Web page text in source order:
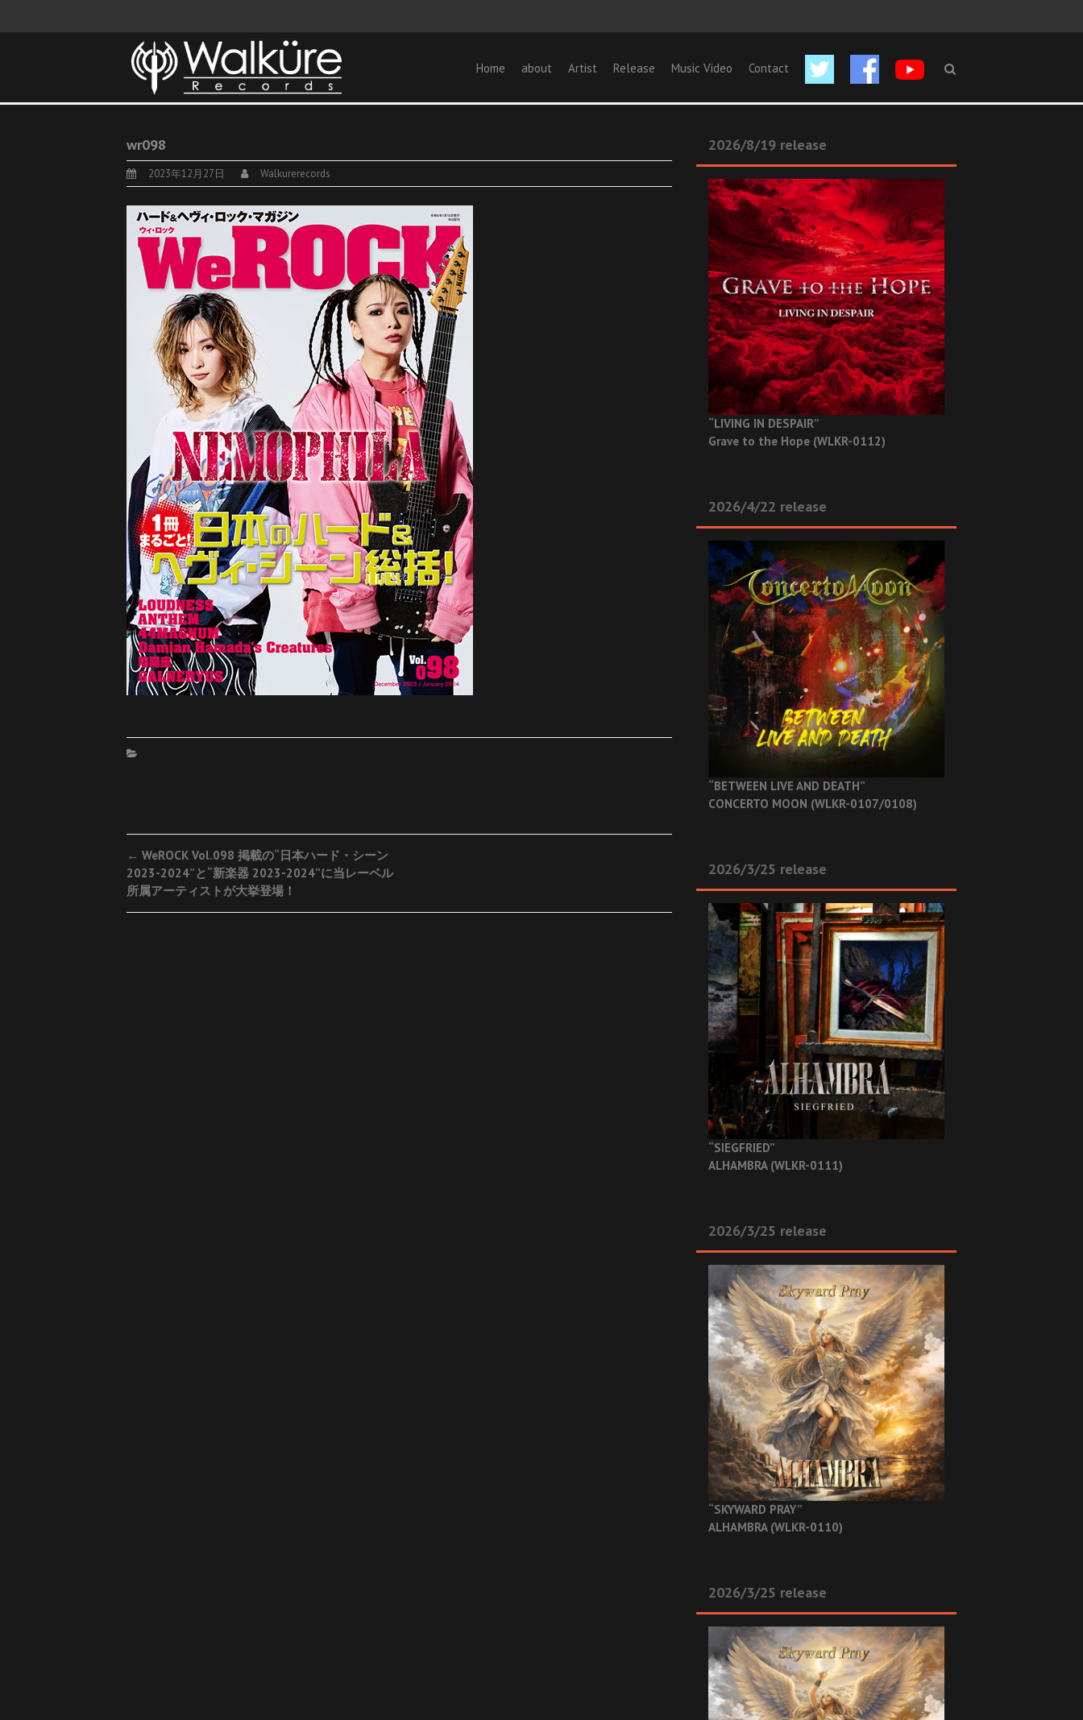
Home about Artist Release Music Video Contact
wr098
2023年12月27日 Walkurerecords
Post
navigation
← WeROCK Vol.098 掲載の“日本ハード・シーン
2023-2024”と“新楽器 2023-2024”に当レーベル
所属アーティストが大挙登場！
2026/8/19 release
“LIVING IN DESPAIR”
Grave to the Hope (WLKR-0112)
2026/4/22 release
“BETWEEN LIVE AND DEATH”
CONCERTO MOON (WLKR-0107/0108)
2026/3/25 release
“SIEGFRIED”
ALHAMBRA (WLKR-0111)
2026/3/25 release
“SKYWARD PRAY”
ALHAMBRA (WLKR-0110)
2026/3/25 release